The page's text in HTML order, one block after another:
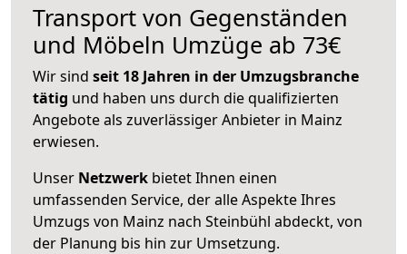
Transport von Gegenständen
und Möbeln Umzüge ab 73€
Wir sind seit 18 Jahren in der Umzugsbranche
tätig und haben uns durch die qualifizierten
Angebote als zuverlässiger Anbieter in Mainz
erwiesen.
Unser Netzwerk bietet Ihnen einen
umfassenden Service, der alle Aspekte Ihres
Umzugs von Mainz nach Steinbühl abdeckt, von
der Planung bis hin zur Umsetzung.